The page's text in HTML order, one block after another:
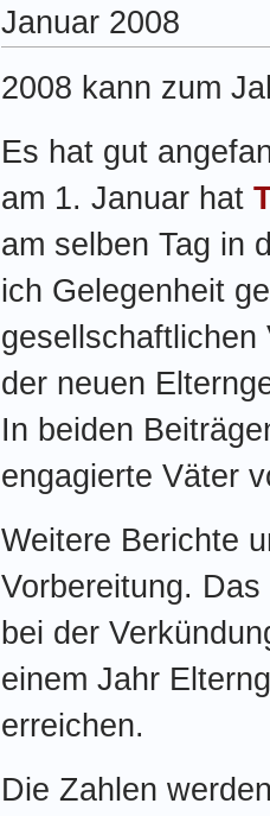
Januar 2008
2008 kann zum
Es hat gut
am 1. Januar hat
am selben Tag in
ich Gelegenheit
gesellschaftlichen
der neuen
In beiden
engagierte Väter
Weitere Berichte
Vorbereitung.
bei der
einem Jahr
erreichen.
Die Zahlen